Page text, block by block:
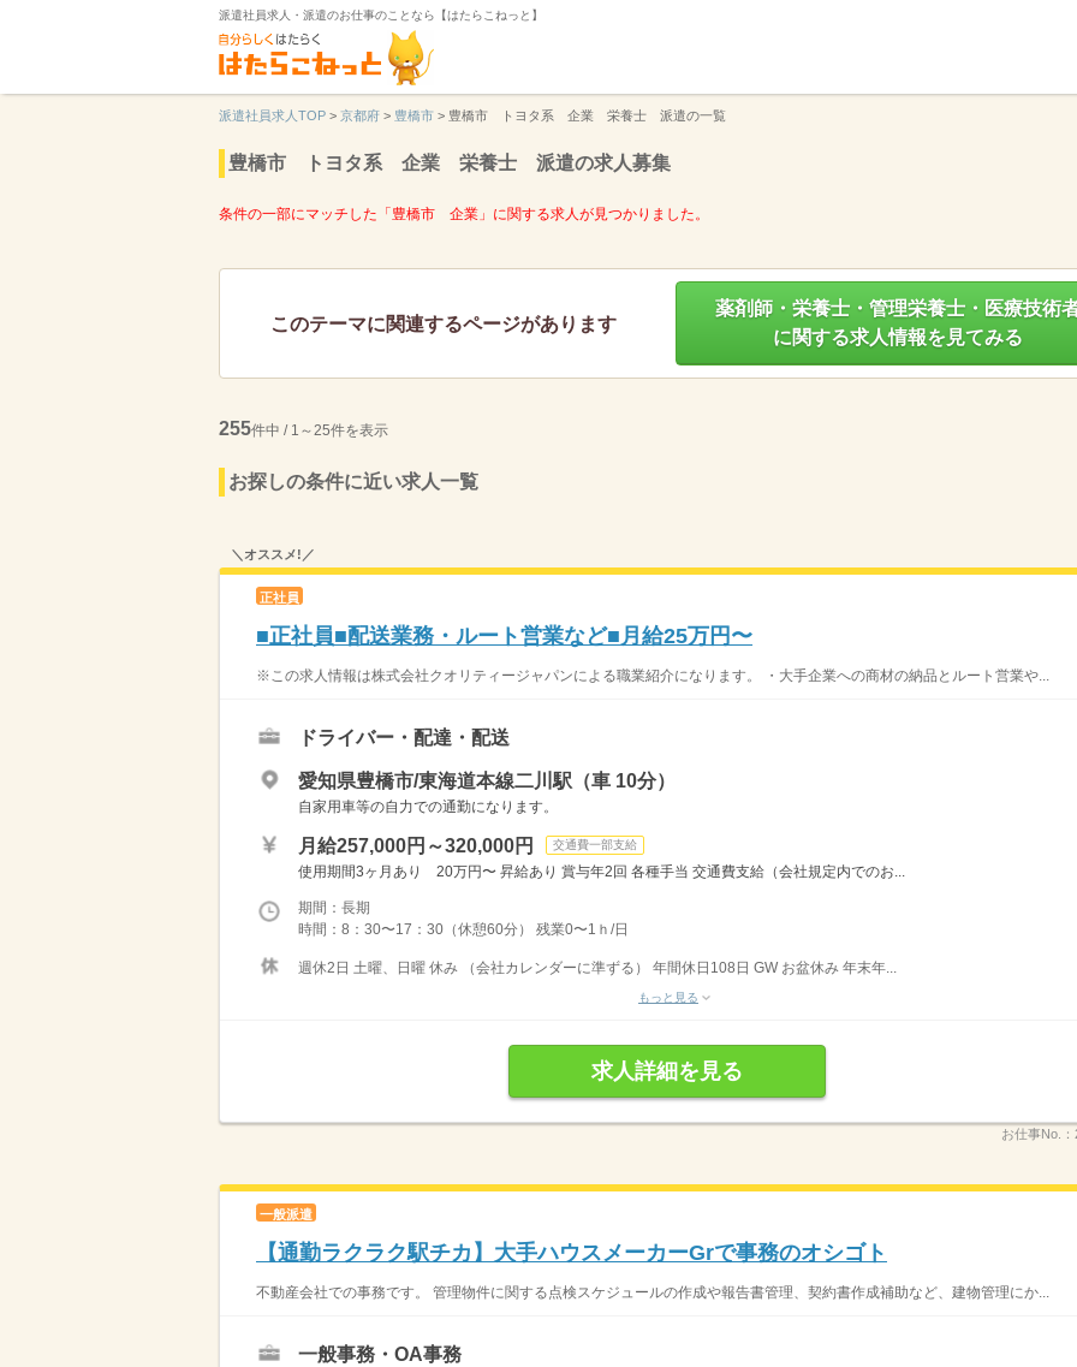
派遣社員求人・派遣のお仕事のことなら【はたらこねっと】
派遣社員求人TOP > 京都府 > 豊橋市 > 豊橋市 トヨタ系 企業 栄養士 派遣の一覧
豊橋市 トヨタ系 企業 栄養士 派遣の求人募集
条件の一部にマッチした「豊橋市 企業」に関する求人が見つかりました。
このテーマに関連するページがあります
薬剤師・栄養士・管理栄養士・医療技術
に関する求人情報を見てみる
255件中 / 1～25件を表示
お探しの条件に近い求人一覧
＼オススメ!／
正社員
■正社員■配送業務・ルート営業など■月給25万円〜
※この求人情報は株式会社クオリティージャパンによる職業紹介になります。 ・大手企業への商材の納品とルート営業や...
ドライバー・配達・配送
愛知県豊橋市/東海道本線二川駅（車 10分）
自家用車等の自力での通勤になります。
月給257,000円～320,000円 交通費一部支給
使用期間3ヶ月あり 20万円〜 昇給あり 賞与年2回 各種手当 交通費支給（会社規定内でのお...
期間：長期
時間：8：30〜17：30（休憩60分） 残業0〜1ｈ/日
週休2日 土曜、日曜 休み （会社カレンダーに準ずる） 年間休日108日 GW お盆休み 年末年...
もっと見る
求人詳細を見る
お仕事No.：
一般派遣
【通勤ラクラク駅チカ】大手ハウスメーカーGrで事務のオシゴト
不動産会社での事務です。 管理物件に関する点検スケジュールの作成や報告書管理、契約書作成補助など、建物管理にか...
一般事務・OA事務